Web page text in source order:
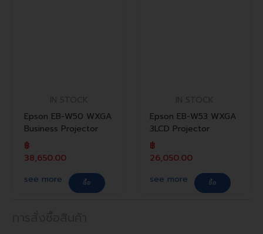
Epson EB-W50 WXGA
Business Projector
฿
38,650.00
see more
ซื้อ
Epson EB-W53 WXGA
3LCD Projector
฿
26,050.00
see more
ซื้อ